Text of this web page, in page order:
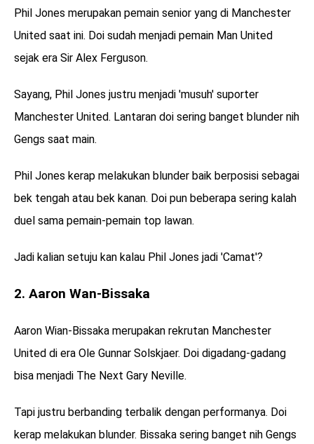
Phil Jones merupakan pemain senior yang di Manchester
United saat ini. Doi sudah menjadi pemain Man United
sejak era Sir Alex Ferguson.
Sayang, Phil Jones justru menjadi 'musuh' suporter
Manchester United. Lantaran doi sering banget blunder nih
Gengs saat main.
Phil Jones kerap melakukan blunder baik berposisi sebagai
bek tengah atau bek kanan. Doi pun beberapa sering kalah
duel sama pemain-pemain top lawan.
Jadi kalian setuju kan kalau Phil Jones jadi 'Camat'?
2. Aaron Wan-Bissaka
Aaron Wian-Bissaka merupakan rekrutan Manchester
United di era Ole Gunnar Solskjaer. Doi digadang-gadang
bisa menjadi The Next Gary Neville.
Tapi justru berbanding terbalik dengan performanya. Doi
kerap melakukan blunder. Bissaka sering banget nih Gengs